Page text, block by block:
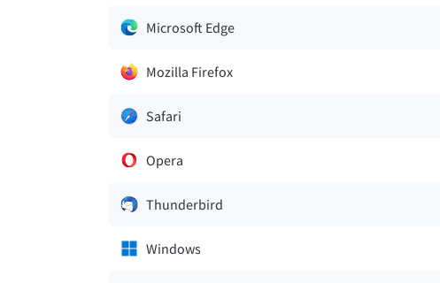
Microsoft Edge
Mozilla Firefox
Safari
Opera
Thunderbird
Windows